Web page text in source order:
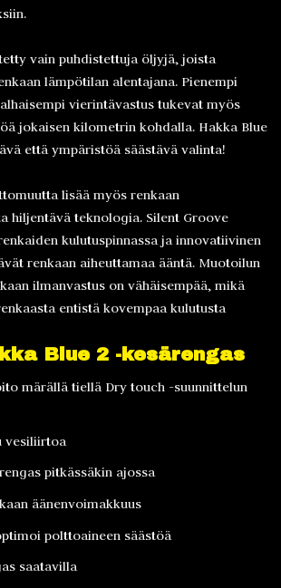
vain puhdistettuja öljyjä, joista
lämpötilan alentajana. Pienempi
vierintävastus tukevat myös
jokaisen kilometrin kohdalla. Hakka Blue
että ympäristöä säästävä valinta!
lisää myös renkaan
hiljentävä teknologia. Silent Groove
kulutuspinnassa ja innovatiivinen
renkaan aiheuttamaa ääntä. Muotoilun
ilmanvastus on vähäisempää, mikä
entistä kovempaa kulutusta
Blue 2 -kesärengas
märällä tiellä Dry touch -suunnittelun
vesiliirtoa
pitkässäkin ajossa
äänenvoimakkuus
polttoaineen säästöä
saatavilla